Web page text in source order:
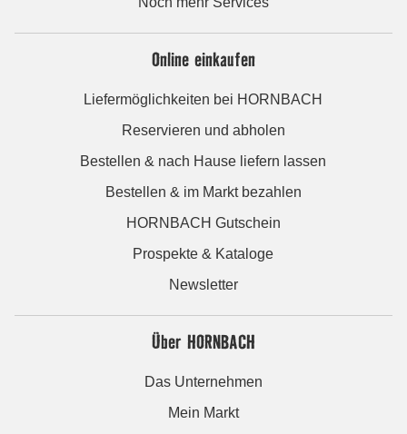
Online einkaufen
Liefermöglichkeiten bei HORNBACH
Reservieren und abholen
Bestellen & nach Hause liefern lassen
Bestellen & im Markt bezahlen
HORNBACH Gutschein
Prospekte & Kataloge
Newsletter
Über HORNBACH
Das Unternehmen
Mein Markt